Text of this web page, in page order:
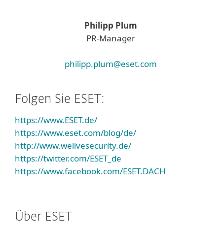
Philipp Plum
PR-Manager
philipp.plum@eset.com
Folgen Sie ESET:
https://www.ESET.de/
https://www.eset.com/blog/de/
http://www.welivesecurity.de/
https://twitter.com/ESET_de
https://www.facebook.com/ESET.DACH
Über ESET